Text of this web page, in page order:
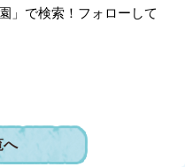
」で検索！フォローして
へ